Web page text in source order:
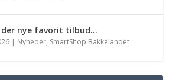
der nye favorit tilbud…
| Nyheder, SmartShop Bakkelandet